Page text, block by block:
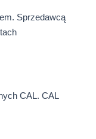
Sprzedawcą
CAL. CAL